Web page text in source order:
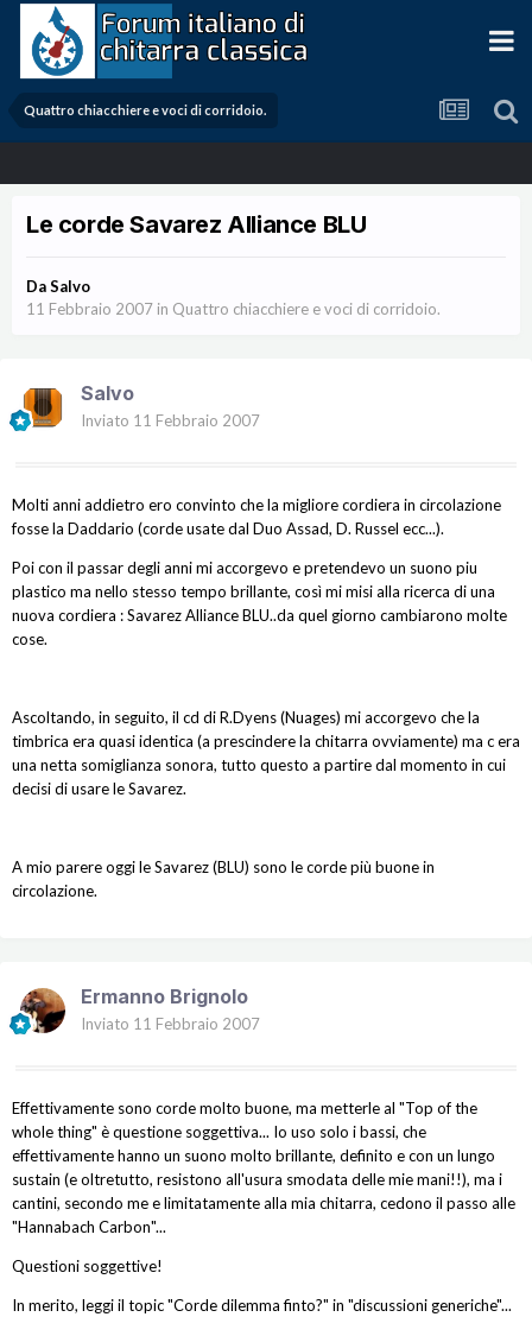
Quattro chiacchiere e voci di corridoio.
Le corde Savarez Alliance BLU
DaSalvo
11 Febbraio 2007 in Quattro chiacchiere e voci di corridoio.
Salvo
Inviato 11 Febbraio 2007
Molti anni addietro ero convinto che la migliore cordiera in circolazione
fosse la Daddario (corde usate dal Duo Assad, D. Russel ecc...).
Poi con il passar degli anni mi accorgevo e pretendevo un suono piu
plastico ma nello stesso tempo brillante, così mi misi alla ricerca di una
nuova cordiera : Savarez Alliance BLU..da quel giorno cambiarono molte
cose.
Ascoltando, in seguito, il cd di R.Dyens (Nuages) mi accorgevo che la
timbrica era quasi identica (a prescindere la chitarra ovviamente) ma c era
una netta somiglianza sonora, tutto questo a partire dal momento in cui
decisi di usare le Savarez.
A mio parere oggi le Savarez (BLU) sono le corde più buone in
circolazione.
Ermanno Brignolo
Inviato 11 Febbraio 2007
Effettivamente sono corde molto buone, ma metterle al "Top of the
whole thing" è questione soggettiva... Io uso solo i bassi, che
effettivamente hanno un suono molto brillante, definito e con un lungo
sustain (e oltretutto, resistono all'usura smodata delle mie mani!!), ma i
cantini, secondo me e limitatamente alla mia chitarra, cedono il passo alle
"Hannabach Carbon"...
Questioni soggettive!
In merito, leggi il topic "Corde dilemma finto?" in "discussioni generiche"...